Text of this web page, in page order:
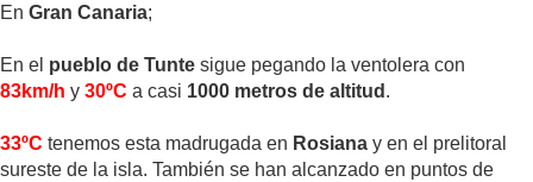
En Gran Canaria;
En el pueblo de Tunte sigue pegando la ventolera con
83km/h y 30ºC a casi 1000 metros de altitud .
33ºC tenemos esta madrugada en Rosiana y en el prelitoral
sureste de la isla. También se han alcanzado en puntos de